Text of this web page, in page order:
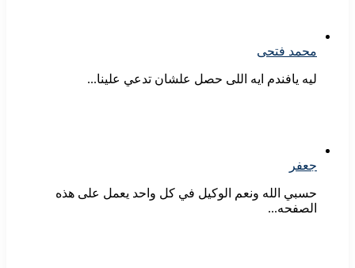
محمد فتحى
ليه يافندم ايه اللى حصل علشان تدعي علينا...
جعفر
حسبي الله ونعم الوكيل في كل واحد يعمل على هذه
الصفحه...